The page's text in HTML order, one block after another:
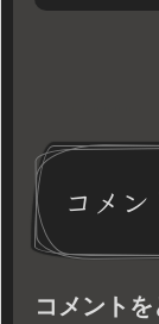
コメン
コメント